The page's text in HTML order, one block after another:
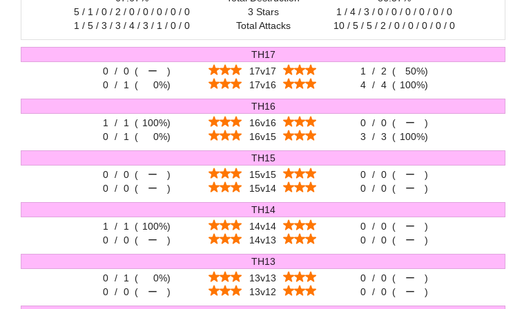
5 / 1 / 0 / 2 / 0 / 0 / 0 / 0 / 0
1 / 5 / 3 / 3 / 4 / 3 / 1 / 0 / 0
3 Stars
Total Attacks
1 / 4 / 3 / 0 / 0 / 0 / 0 / 0 / 0
10 / 5 / 5 / 2 / 0 / 0 / 0 / 0 / 0
TH17
0 / 0 ( ー ) 17v17 1 / 2 ( 50%)
0 / 1 ( 0%) 17v16 4 / 4 ( 100%)
TH16
1
/ 1 ( 100%) 16v16 0 / 0 ( ー
)
0 / 1 ( 0%) 16v15 3 / 3 ( 100%)
TH15
0 / 0 ( ー ) 15v15 0 / 0 ( ー
)
0 / 0 ( ー ) 15v14 0 / 0 ( ー
)
TH14
1
/ 1 ( 100%) 14v14 0 / 0 ( ー
)
0 / 0 ( ー ) 14v13 0 / 0 ( ー
)
TH13
0 / 1 ( 0%) 13v13 0 / 0 ( ー
)
0 / 0 ( ー ) 13v12 0 / 0 ( ー
)